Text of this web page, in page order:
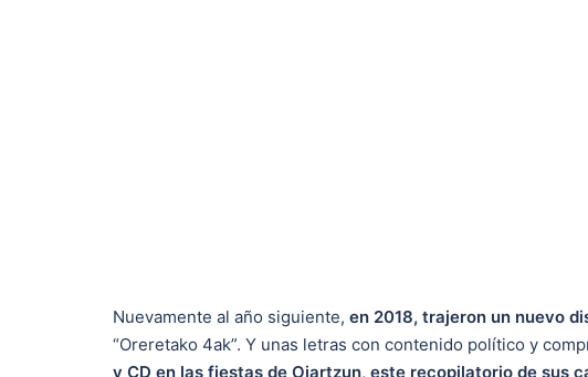
Nuevamente al año siguiente, en 2018, trajeron un nuevo
“Oreretako 4ak”. Y unas letras con contenido político y
y CD en las fiestas de Oiartzun, este recopilatorio de sus